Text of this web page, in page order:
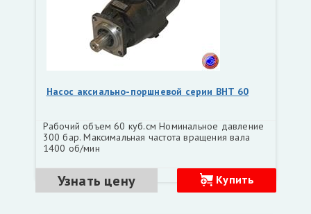
Насос аксиально-поршневой серии BHT 60
Рабочий объем 60 куб.см Номинальное давление
300 бар. Максимальная частота вращения вала
1400 об/мин
Узнать цену Купить